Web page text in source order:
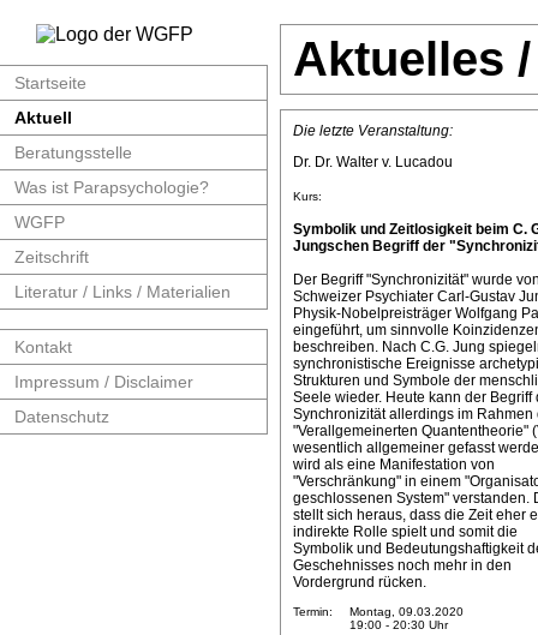
Startseite
Aktuell
Beratungsstelle
Was ist Parapsychologie?
WGFP
Zeitschrift
Literatur / Links / Materialien
Kontakt
Impressum / Disclaimer
Datenschutz
Aktuelles
Die letzte Veranstaltung:
Dr. Dr. Walter v. Lucadou
Kurs:
Symbolik und Zeitlosigkeit beim C.
Jungschen Begriff der
Der Begriff "Synchronizität" wurde
Schweizer Psychiater Carl-Gustav
Physik-Nobelpreisträger Wolfgang
eingeführt, um sinnvolle
beschreiben. Nach C.G. Jung
synchronistische Ereignisse
Strukturen und Symbole der
Seele wieder. Heute kann der Begriff
Synchronizität allerdings im Rahmen
"Verallgemeinerten Quantentheorie"
wesentlich allgemeiner gefasst
wird als eine Manifestation von
"Verschränkung" in einem
geschlossenen System" verstanden.
stellt sich heraus, dass die Zeit eher
indirekte Rolle spielt und somit die
Symbolik und Bedeutungshaftigkeit
Geschehnisses noch mehr in den
Vordergrund rücken.
Termin:
Montag, 09.03.2020
19:00 - 20:30 Uhr